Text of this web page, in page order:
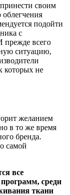
своим
облегчения
подойти
с
прежде всего
ситуацию,
которых не
желанием
в то же время
бренда.
самой
все
среди
ткани